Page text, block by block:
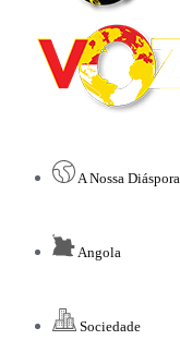
A Nossa Diáspora
Angola
Sociedade